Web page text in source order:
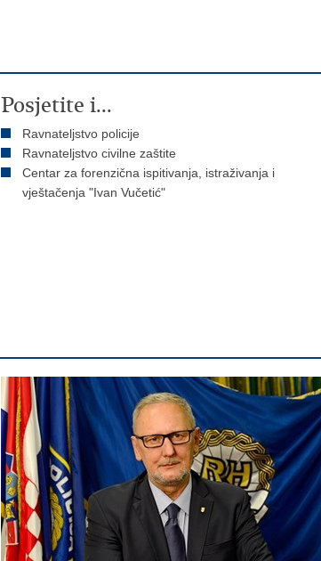
Posjetite i...
Ravnateljstvo policije
Ravnateljstvo civilne zaštite
Centar za forenzična ispitivanja, istraživanja i
vještačenja "Ivan Vučetić"